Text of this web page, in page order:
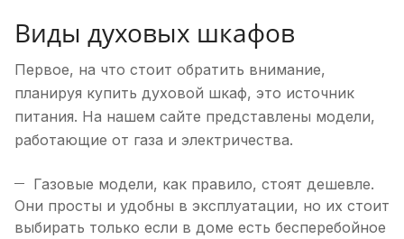
Виды духовых шкафов
Первое, на что стоит обратить внимание,
планируя купить духовой шкаф, это источник
питания. На нашем сайте представлены модели,
работающие от газа и электричества.
Газовые модели, как правило, стоят дешевле.
Они просты и удобны в эксплуатации, но их стоит
выбирать только если в доме есть бесперебойное